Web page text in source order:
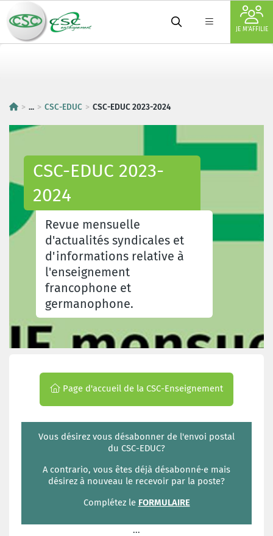
JE M'AFFILIE
... CSC-EDUC CSC-EDUC 2023-2024
CSC-EDUC 2023-
2024
Revue mensuelle
d'actualités syndicales et
d'informations relative à
l'enseignement
francophone et
germanophone.
Page d'accueil de la CSC-Enseignement
Vous désirez vous désabonner de l'envoi postal
du CSC-EDUC?
A contrario, vous êtes déjà désabonné·e mais
désirez à nouveau le recevoir par la poste?
Complétez le FORMULAIRE
...